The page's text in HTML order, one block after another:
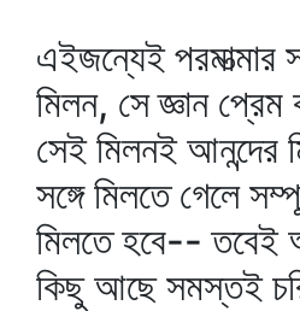
এইজন্যেই পরমাত্মার
মিলন, সে জ্ঞান প্রেম
সেই মিলনই আনন্দের
সঙ্গে মিলতে গেলে
মিলতে হবে-- তবেই
কিছু আছে সমস্তই